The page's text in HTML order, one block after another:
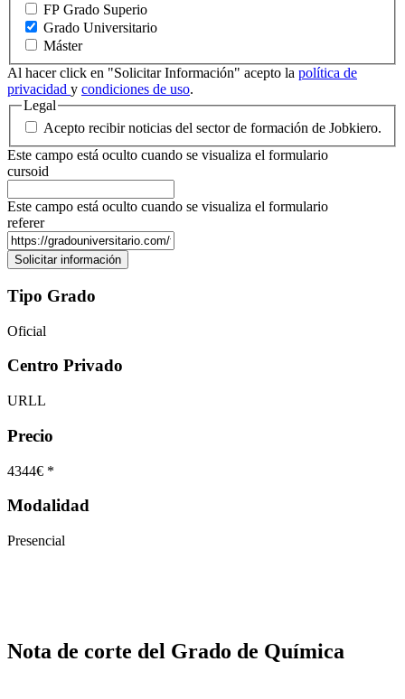
FP Grado Superio
Grado Universitario
Máster
Al hacer click en "Solicitar Información" acepto la política de
privacidad y condiciones de uso.
Legal
Acepto recibir noticias del sector de formación de Jobkiero.
Este campo está oculto cuando se visualiza el formulario
cursoid
Este campo está oculto cuando se visualiza el formulario
referer
Tipo Grado
Oficial
Centro Privado
URLL
Precio
4344€ *
Modalidad
Presencial
Nota de corte del Grado de Química